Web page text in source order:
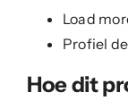
Load
Profiel
Hoe dit